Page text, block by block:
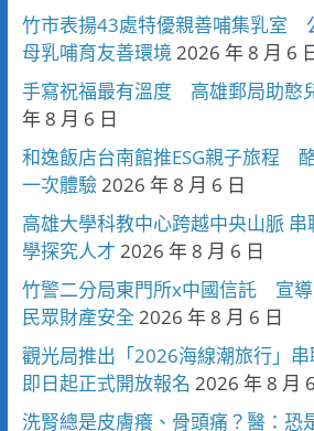
竹市表揚43處特優親善哺集乳室
母乳哺育友善環境 2026 年 8 月 6
手寫祝福最有溫度 高雄郵局助憨
年 8 月 6 日
和逸飯店台南館推ESG親子旅程
一次體驗 2026 年 8 月 6 日
高雄大學科教中心跨越中央山脈
學探究人才 2026 年 8 月 6 日
竹警二分局東門所x中國信託 宣
民眾財產安全 2026 年 8 月 6 日
觀光局推出「2026海線潮旅行」
即日起正式開放報名 2026 年 8 月
洗腎總是皮膚癢、骨頭痛？醫：恐